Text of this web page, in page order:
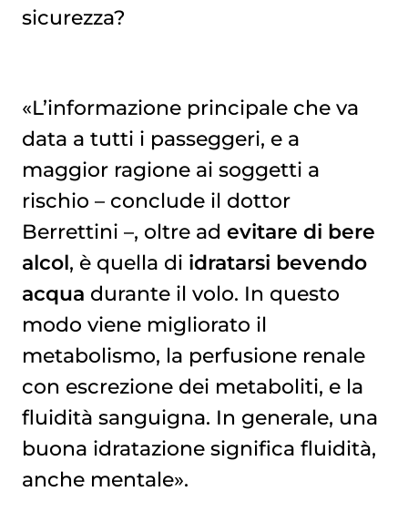
sicurezza?
«L’informazione principale che va
data a tutti i passeggeri, e a
maggior ragione ai soggetti a
rischio – conclude il dottor
Berrettini –, oltre ad evitare di bere
alcol, è quella di idratarsi bevendo
acqua durante il volo. In questo
modo viene migliorato il
metabolismo, la perfusione renale
con escrezione dei metaboliti, e la
fluidità sanguigna. In generale, una
buona idratazione significa fluidità,
anche mentale».